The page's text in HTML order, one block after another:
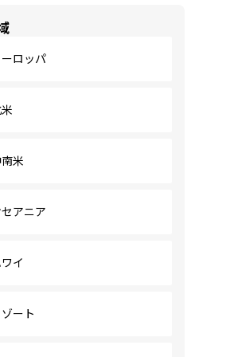
ロッパ
米
アニア
イ
ート